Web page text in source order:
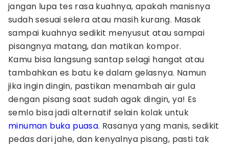
jangan lupa tes rasa kuahnya, apakah manisnya
sudah sesuai selera atau masih kurang. Masak
sampai kuahnya sedikit menyusut atau sampai
pisangnya matang, dan matikan kompor.
Kamu bisa langsung santap selagi hangat atau
tambahkan es batu ke dalam gelasnya. Namun
jika ingin dingin, pastikan menambah air gula
dengan pisang saat sudah agak dingin, ya! Es
semlo bisa jadi alternatif selain kolak untuk
minuman buka puasa. Rasanya yang manis, sedikit
pedas dari jahe, dan kenyalnya pisang, pasti tak